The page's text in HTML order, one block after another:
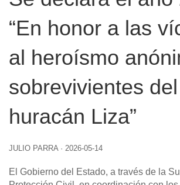
“En honor a las
al heroísmo
sobrevivientes del
huracán Liza”
JULIO PARRA · 2026-05-14
El Gobierno del Estado, a través de la